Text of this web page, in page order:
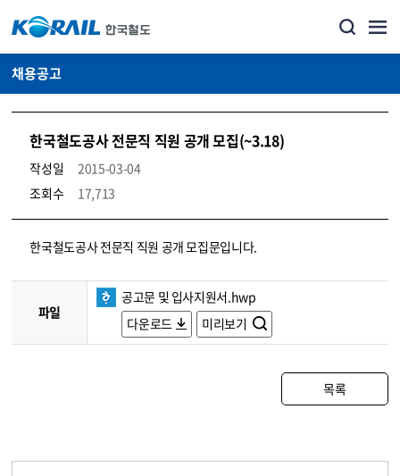
채용공고
한국철도공사 전문직 직원 공개 모집(~3.18)
작성일
2015-03-04
조회수
17,713
코레일소개_경영공시_채용공고 상세보기 – 내용, 파일, 담당자 연락처로 구성
한국철도공사 전문직 직원 공개 모집문입니다.
파일
공고문 및 입사지원서.hwp
다운로드
미리보기
목록